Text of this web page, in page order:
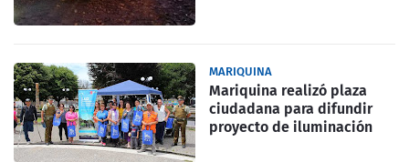
MARIQUINA
Mariquina realizó plaza
ciudadana para difundir
proyecto de iluminación